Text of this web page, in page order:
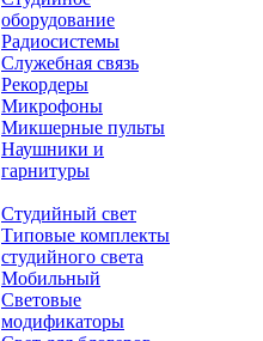
оборудование
Радиосистемы
Служебная связь
Рекордеры
Микрофоны
Микшерные пульты
Наушники и
гарнитуры
Студийный свет
Типовые комплекты
студийного света
Мобильный
Световые
модификаторы